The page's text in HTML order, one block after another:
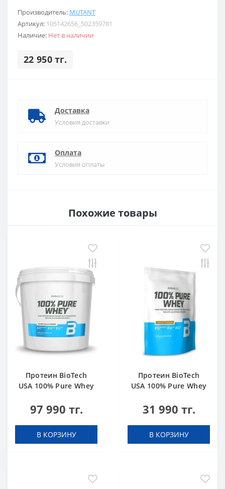
Производитель: MUTANT
Артикул: 105142656_502359781
Наличие: Нет в наличии
22 950 тг.
Доставка
Условия доставки
Оплата
Условия оплаты
Похожие товары
Протеин BioTech
USA 100% Pure Whey
g
97 990 тг.
В КОРЗИНУ
Протеин BioTech
USA 100% Pure Whey
31 990 тг.
В КОРЗИНУ